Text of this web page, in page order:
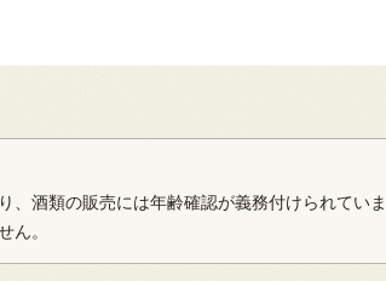
、酒類の販売には年齢確認が義務付けられてい
。